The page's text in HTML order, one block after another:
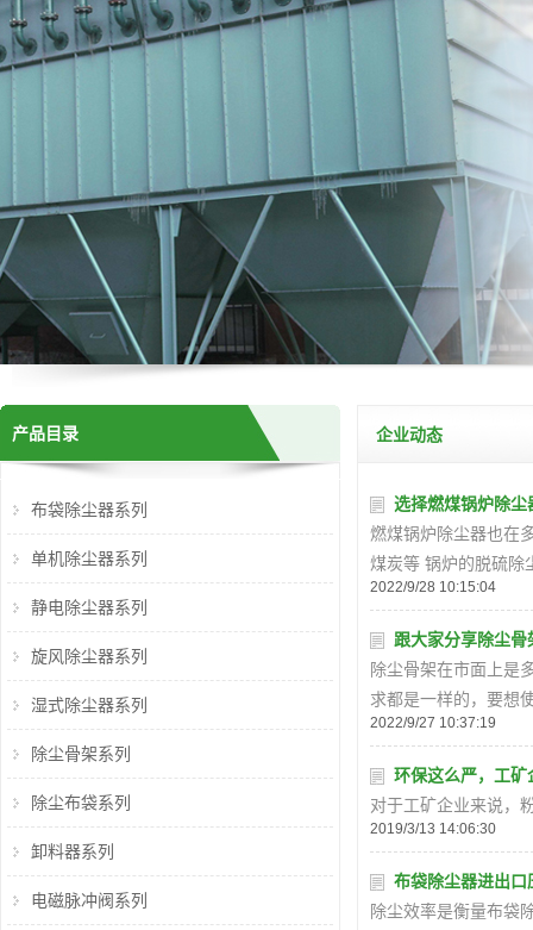
企业动态
选择燃煤锅炉除尘
燃煤锅炉除尘器也在
煤炭等 锅炉的脱硫除
2022/9/28 10:15:04
跟大家分享除尘
除尘骨架在市面上是
求都是一样的，要想
2022/9/27 10:37:19
环保这么严，工矿
对于工矿企业来说，
2019/3/13 14:06:30
布袋除尘器进出口
除尘效率是衡量布袋
产品目录
布袋除尘器系列
单机除尘器系列
静电除尘器系列
旋风除尘器系列
湿式除尘器系列
除尘骨架系列
除尘布袋系列
卸料器系列
电磁脉冲阀系列